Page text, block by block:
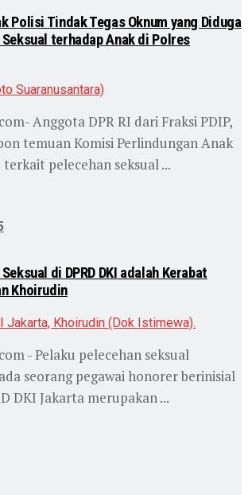
Polisi Tindak Tegas Oknum yang Diduga
terhadap Anak di Polres
Anggota DPR RI dari Fraksi PDIP,
temuan Komisi Perlindungan Anak
pelecehan seksual ...
di DPRD DKI adalah Kerabat
Khoirudin
- Pelaku pelecehan seksual
seorang pegawai honorer berinisial
DKI Jakarta merupakan ...